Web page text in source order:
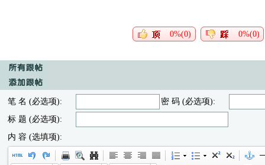
0%(0) 0%(0)
笔 名 (必选项):
密 码 (必选项):
标 题 (必选项):
内 容 (选填项):